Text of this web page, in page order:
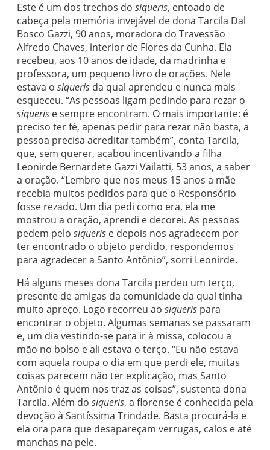
Este é um dos trechos do siqueris, entoado de
cabeça pela memória invejável de dona Tarcila Dal
Bosco Gazzi, 90 anos, moradora do Travessão
Alfredo Chaves, interior de Flores da Cunha. Ela
recebeu, aos 10 anos de idade, da madrinha e
professora, um pequeno livro de orações. Nele
estava o siqueris da qual aprendeu e nunca mais
esqueceu. “As pessoas ligam pedindo para rezar o
siqueris e sempre encontram. O mais importante: é
preciso ter fé, apenas pedir para rezar não basta, a
pessoa precisa acreditar também”, conta Tarcila,
que, sem querer, acabou incentivando a filha
Leonirde Bernardete Gazzi Vailatti, 53 anos, a saber
a oração. “Lembro que nos meus 15 anos a mãe
recebia muitos pedidos para que o Responsório
fosse rezado. Um dia pedi como era, ela me
mostrou a oração, aprendi e decorei. As pessoas
pedem pelo siqueris e depois nos agradecem por
ter encontrado o objeto perdido, respondemos
para agradecer a Santo Antônio”, sorri Leonirde.
Há alguns meses dona Tarcila perdeu um terço,
presente de amigas da comunidade da qual tinha
muito apreço. Logo recorreu ao siqueris para
encontrar o objeto. Algumas semanas se passaram
e, um dia vestindo-se para ir à missa, colocou a
mão no bolso e ali estava o terço. “Eu não estava
com aquela roupa o dia em que perdi ele, muitas
coisas parecem não ter explicação, mas Santo
Antônio é quem nos traz as coisas”, sustenta dona
Tarcila. Além do siqueris, a florense é conhecida pela
devoção à Santíssima Trindade. Basta procurá-la e
ela ora para que desapareçam verrugas, calos e até
manchas na pele.